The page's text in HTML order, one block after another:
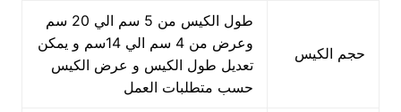
حجم الكيس
طول الكيس من 5 سم الي 20 سم
وعرض من 4 سم الي 14سم و يمكن
تعديل طول الكيس و عرض الكيس
حسب متطلبات العمل